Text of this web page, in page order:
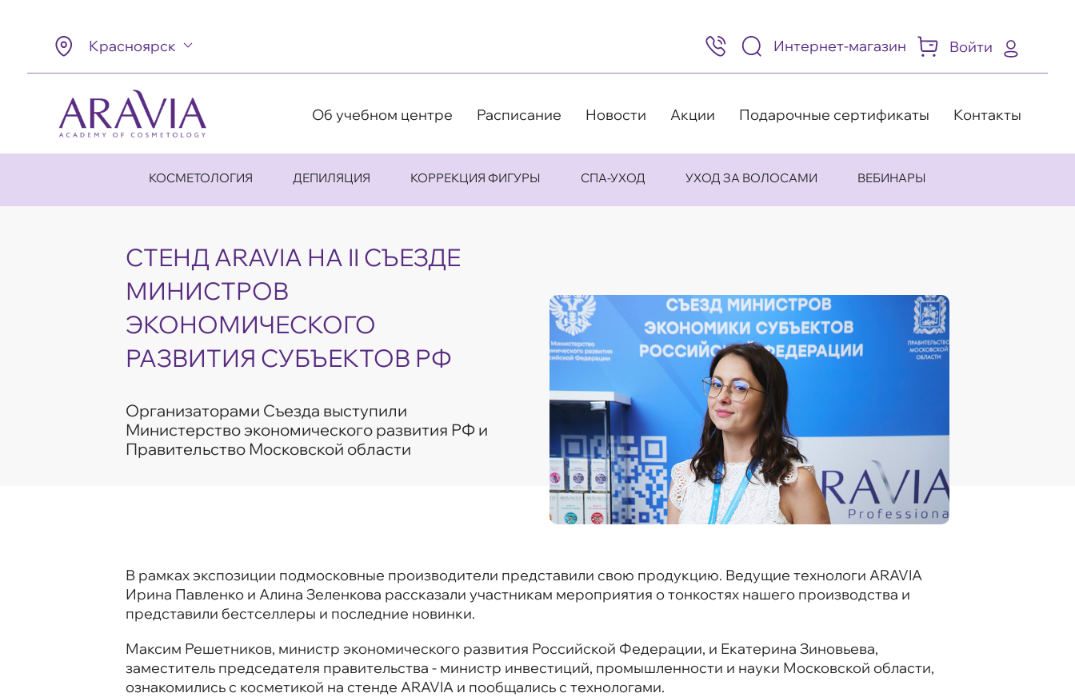
Красноярск
8
(495)
505-
98
Интернет-магазин Войти
Об учебном центре Расписание Новости Акции Подарочные сертификаты Контакты
КОСМЕТОЛОГИЯ ДЕПИЛЯЦИЯ КОРРЕКЦИЯ ФИГУРЫ СПА-УХОД УХОД ЗА ВОЛОСАМИ ВЕБИНАРЫ
СТЕНД ARAVIA НА II СЪЕЗДЕ
МИНИСТРОВ
ЭКОНОМИЧЕСКОГО
РАЗВИТИЯ СУБЪЕКТОВ РФ
Организаторами Съезда выступили
Министерство экономического развития РФ и
Правительство Московской области
В рамках экспозиции подмосковные производители представили свою продукцию. Ведущие технологи ARAVIA
Ирина Павленко и Алина Зеленкова рассказали участникам мероприятия о тонкостях нашего производства и
представили бестселлеры и последние новинки.
Максим Решетников, министр экономического развития Российской Федерации, и Екатерина Зиновьева,
заместитель председателя правительства - министр инвестиций, промышленности и науки Московской области,
ознакомились с косметикой на стенде ARAVIA и пообщались с технологами.